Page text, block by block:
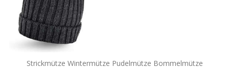
Strickmütze Wintermütze Pudelmütze Bommelmütze